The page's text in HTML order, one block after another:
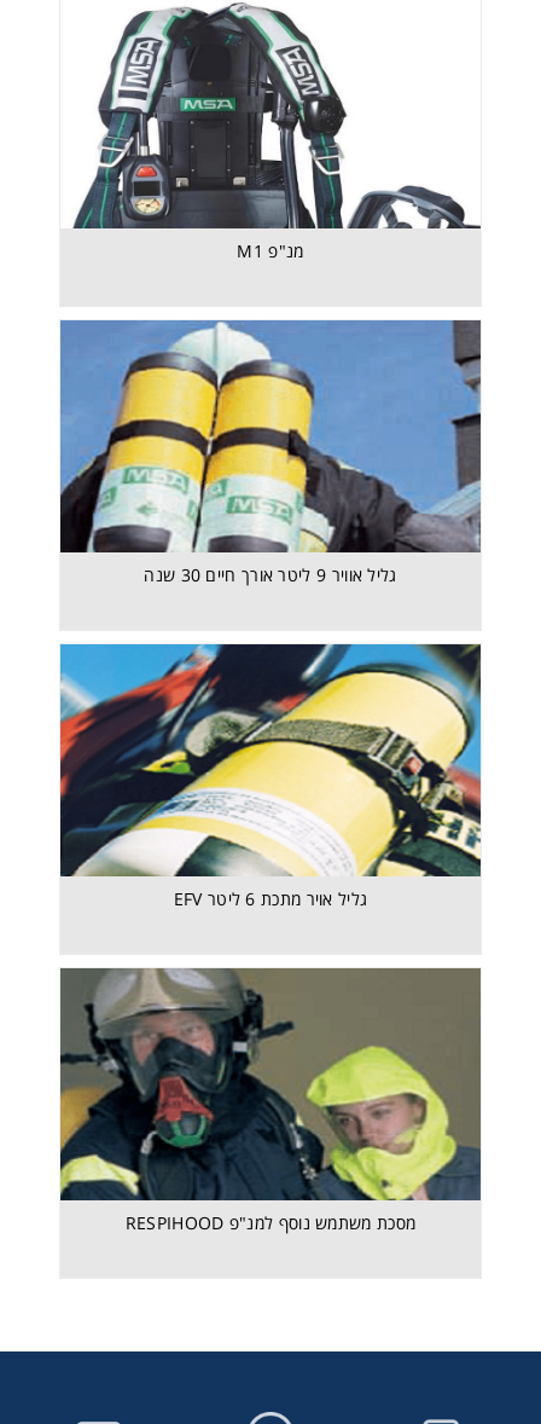
מנ"פ M1
גליל אוויר 9 ליטר אורך חיים 30 שנה
גליל אויר מתכת 6 ליטר EFV
מסכת משתמש נוסף למנ"פ RESPIHOOD
גליל אויר מתכת 6 ליטר EFV
מסכת משתמש נוסף למנ"פ RESPIHOOD